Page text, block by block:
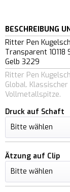
BESCHREIBUNG
Ritter Pen
Transparent 10118
Gelb 3229
Ritter Pen
Global.
Vollmetallspitze.
Druck auf Schaft
Ätzung auf Clip